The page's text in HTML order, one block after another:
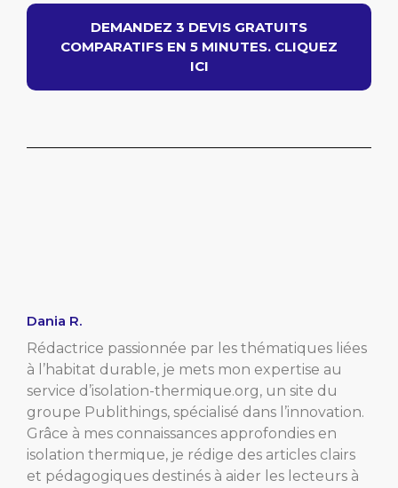
DEMANDEZ 3 DEVIS GRATUITS
COMPARATIFS EN 5 MINUTES. CLIQUEZ
ICI
Dania R.
Rédactrice passionnée par les thématiques liées
à l’habitat durable, je mets mon expertise au
service d’isolation-thermique.org, un site du
groupe Publithings, spécialisé dans l’innovation.
Grâce à mes connaissances approfondies en
isolation thermique, je rédige des articles clairs
et pédagogiques destinés à aider les lecteurs à